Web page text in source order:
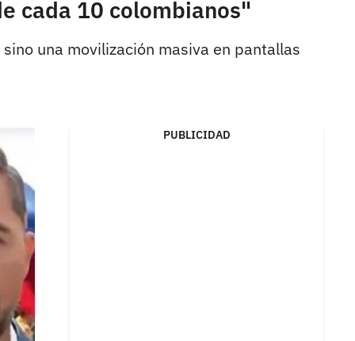
cada 10 colombianos"
una movilización masiva en pantallas
PUBLICIDAD